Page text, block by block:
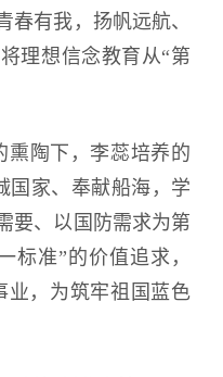
春有我，扬帆远航、
理想信念教育从“第
熏陶下，李蕊培养的
国家、奉献船海，学
要、以国防需求为第
标准”的价值追求，
业，为筑牢祖国蓝色